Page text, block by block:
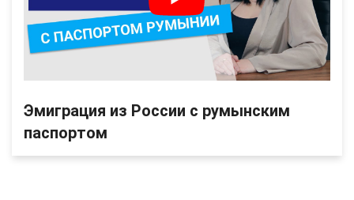
Эмиграция из России с румынским
паспортом